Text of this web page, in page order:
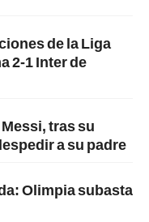
de la Liga
2-1 Inter de
tras su
a su padre
Olimpia subasta